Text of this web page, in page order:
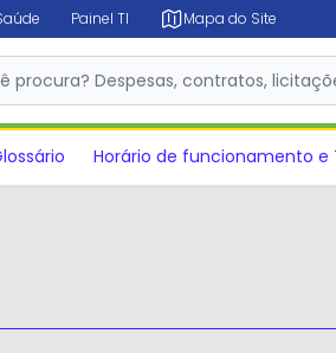
Painel TI Mapa do Site
procura? Despesas, contratos,
Horário de funcionamento e